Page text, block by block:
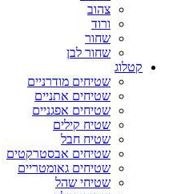
צהוב
ורוד
שחור
שחור לבן
קטלוג
שטיחים מודרניים
שטיחים אתניים
שטיחים אפגניים
שטיח קילים
שטיח חבל
שטיחים אבסטרקטים
שטיחים גאומטריים
שטיחי שהל